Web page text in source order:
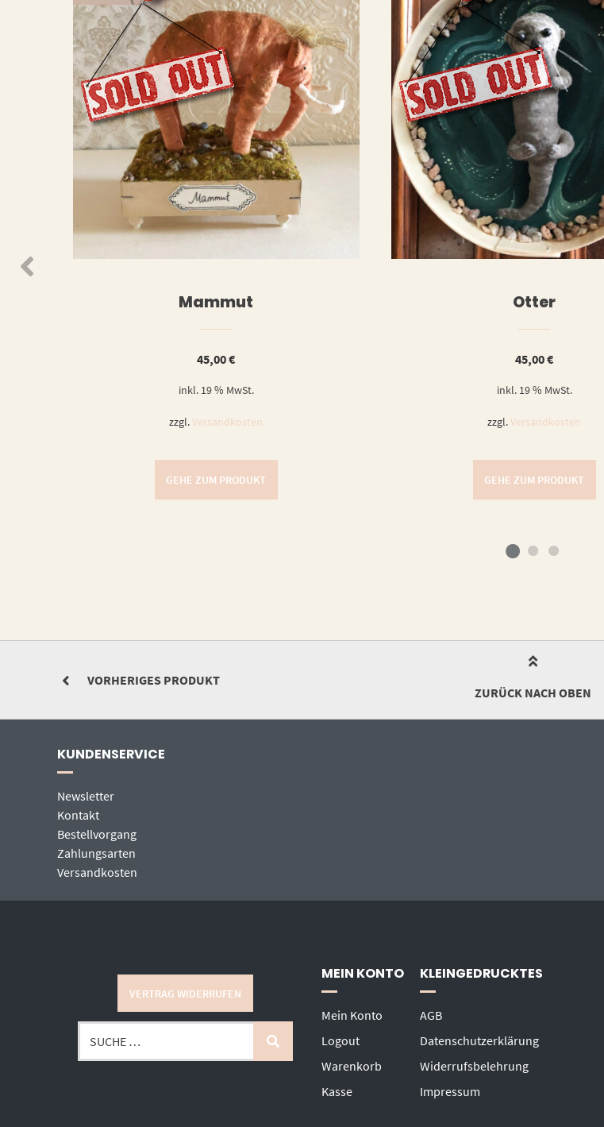
Mammut
45,00€
inkl. 19 % MwSt.
zzgl.Versandkosten
GEHE ZUM PRODUKT
Otter
45,00€
inkl. 19 % MwSt.
zzgl.Versandkosten
GEHE ZUM PRODUKT
VORHERIGES PRODUKT
ZURÜCK NACH OBEN
KUNDENSERVICE
Newsletter
Kontakt
Bestellvorgang
Zahlungsarten
Versandkosten
VERTRAG WIDERRUFEN
MEIN KONTO
Mein Konto
Logout
Warenkorb
Kasse
KLEINGEDRUCKTES
AGB
Datenschutzerklärung
Widerrufsbelehrung
Impressum